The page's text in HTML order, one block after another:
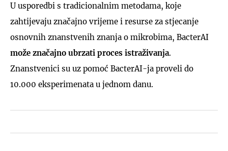
U usporedbi s tradicionalnim metodama, koje
zahtijevaju značajno vrijeme i resurse za stjecanje
osnovnih znanstvenih znanja o mikrobima, BacterAI
može značajno ubrzati proces istraživanja.
Znanstvenici su uz pomoć BacterAI-ja proveli do
10.000 eksperimenata u jednom danu.